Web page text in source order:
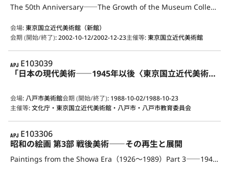
The 50th Anniversary――The Growth of the Museum Collection 1952-2002
会場:東京国立近代美術館（新館）
会期 (開始/終了):2002-10-12/2002-12-23主催等:東京国立近代美術館
APJ
E103039
「日本の現代美術――1945年以後〈東京国立近代美術館所蔵作品による〉」展
会場: 八戸市美術館会期 (開始/終了): 1988-10-02/1988-10-23
主催等:文化庁・東京国立近代美術館・八戸市・八戸市教育委員会
APJ
E103306
昭和の絵画 第3部 戦後美術――その再生と展開
Paintings from the Showa Era（1926～1989）Part 3――1945 and after